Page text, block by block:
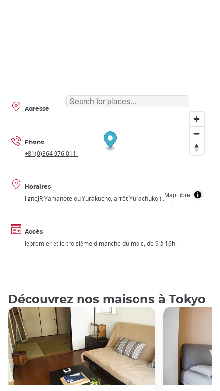
MapLibre
Adresse
Phone
+81(0)364 076 011.
Horaires
ligneJR Yamanote ou Yurakucho, arrêt Yurachuko (Y18).
Accès
lepremier et le troisième dimanche du mois, de 9 à 16h.
Découvrez nos maisons à Tokyo